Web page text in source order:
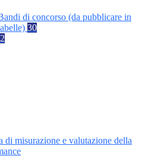
di concorso (da pubblicare in
30
2
di misurazione e valutazione della